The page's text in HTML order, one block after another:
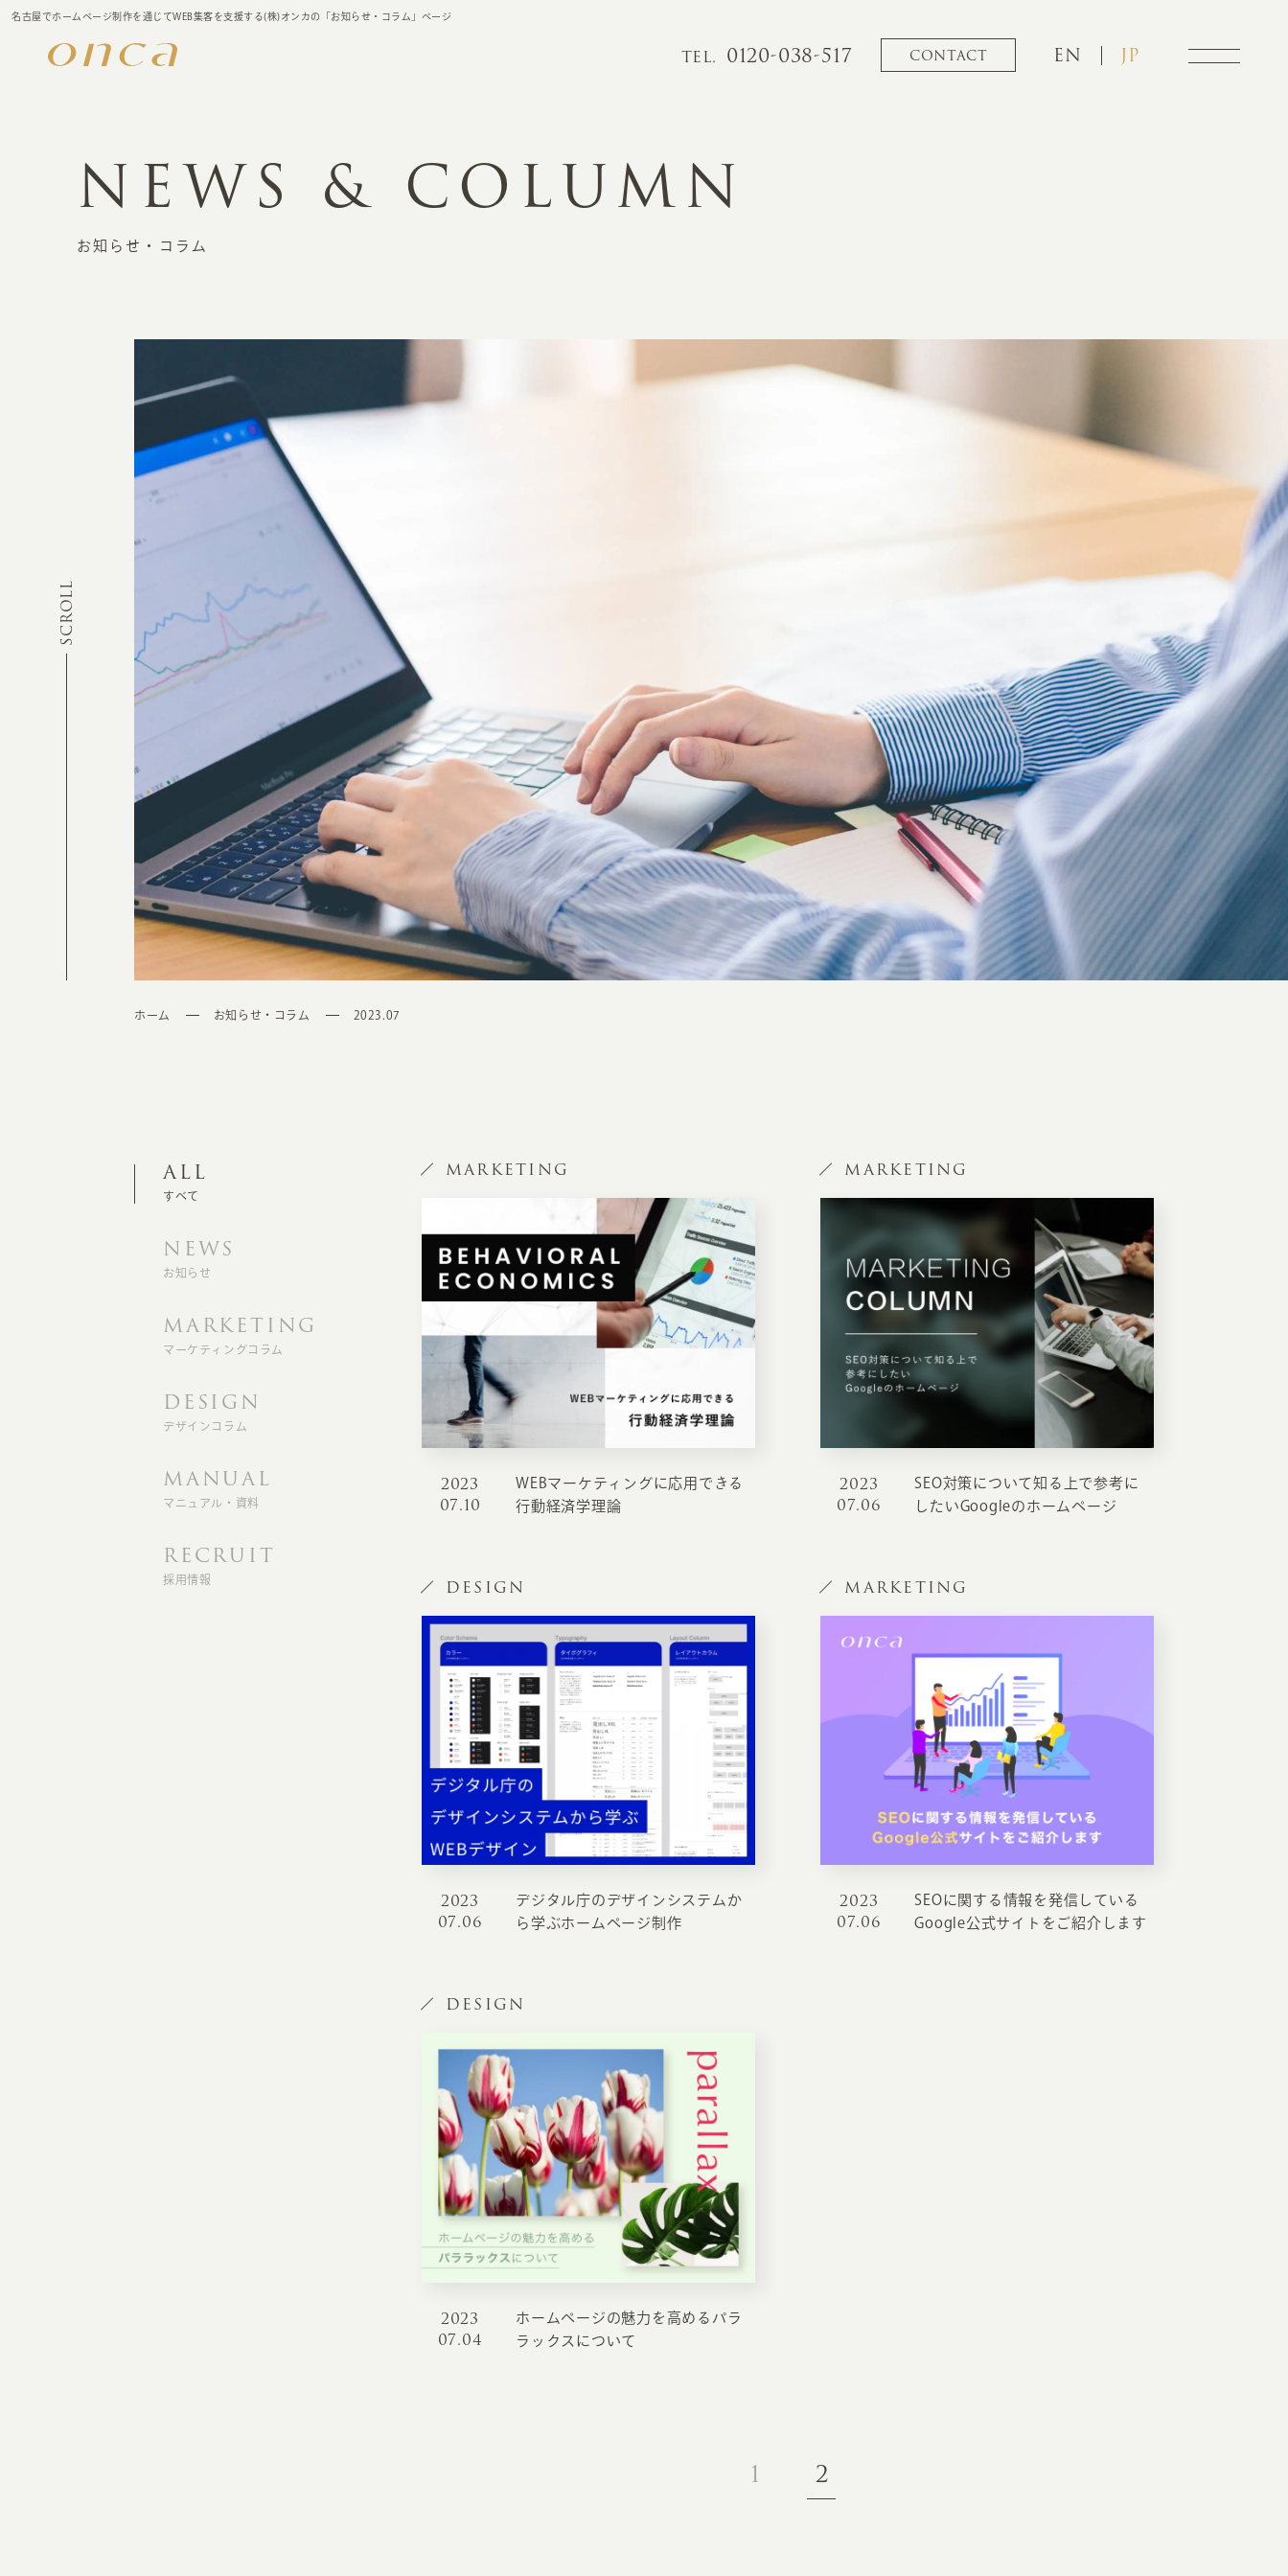
名古屋でホームページ制作を通じてWEB集客を支援する(株)オンカの「お知らせ・コラム」ページ
TEL. 0120-038-517 CONTACT EN JP
INFORMATION
制作実績
お客様の声
ホームページ制作の流れ
お知らせ・コラム
ABOUT
オフィス紹介・会社概要
CREATION
NEWS & COLUMN
お知らせ・コラム
SCROLL
ホーム お知らせ・コラム 2023.07
ALL
すべて
NEWS
お知らせ
MARKETING
マーケティングコラム
DESIGN
デザインコラム
MANUAL
マニュアル・資料
RECRUIT
採用情報
MARKETING
2023
07.10
WEBマーケティングに応用できる
行動経済学理論
MARKETING
2023
07.06
SEO対策について知る上で参考に
したいGoogleのホームページ
DESIGN
2023
07.06
デジタル庁のデザインシステムか
ら学ぶホームページ制作
MARKETING
2023
07.06
SEOに関する情報を発信している
Google公式サイトをご紹介します
DESIGN
2023
07.04
ホームページの魅力を高めるパラ
ラックスについて
1 2